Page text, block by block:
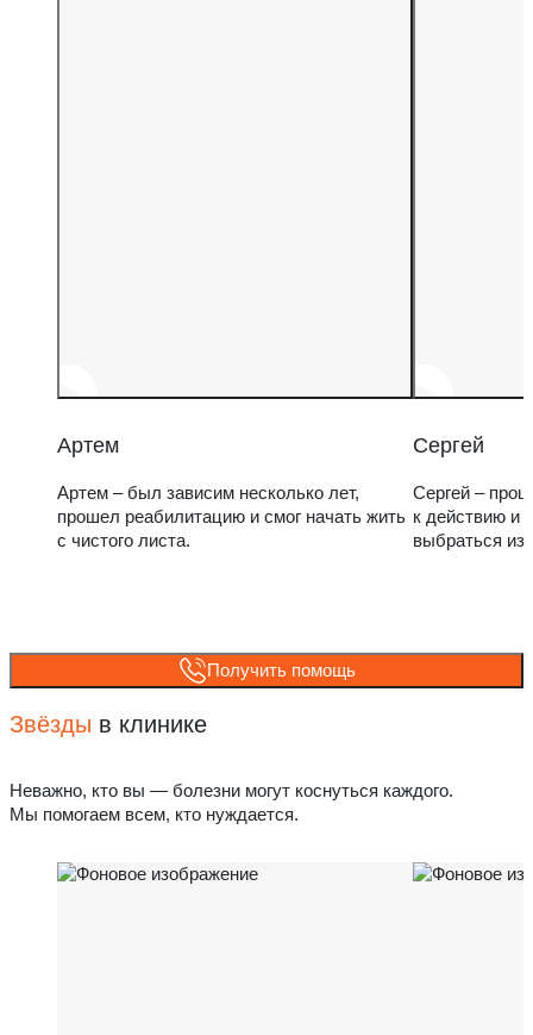
Артем
Артем – был зависим несколько лет,
прошел реабилитацию и смог начать жить
с чистого листа.
Сергей
Сергей –
к действию и
выбраться из
Получить помощь
Звёзды в клинике
Неважно, кто вы — болезни могут коснуться каждого.
Мы помогаем всем, кто нуждается.